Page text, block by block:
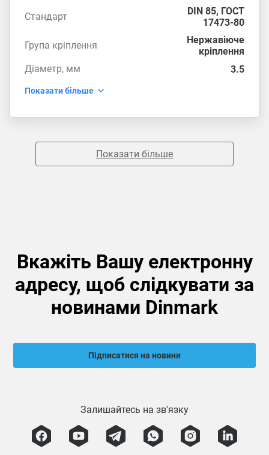
Стандарт
DIN 85, ГОСТ
17473-80
Група кріплення
Нержавіюче
кріплення
Діаметр, мм
3.5
Показати більше
Показати більше
Вкажіть Вашу електронну
адресу, щоб слідкувати за
новинами Dinmark
Підписатися на новини
Залишайтесь на зв'язку